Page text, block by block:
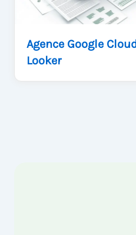
Agence Google
Looker